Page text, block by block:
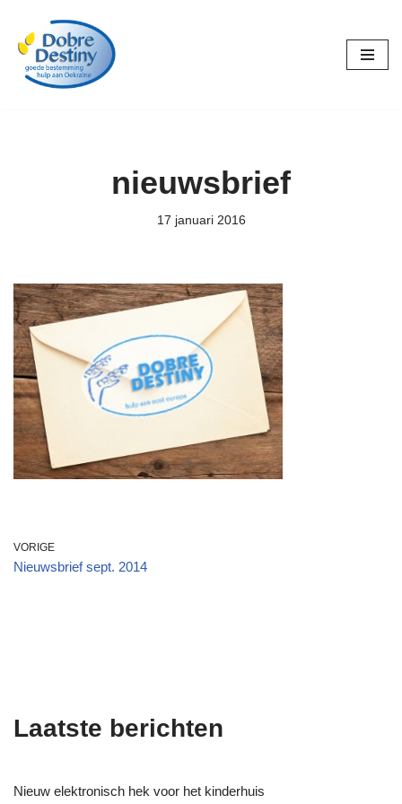
Ga
naar
nieuwsbrief
17 januari 2016
VORIGE
Nieuwsbrief sept. 2014
Laatste berichten
Nieuw elektronisch hek voor het kinderhuis